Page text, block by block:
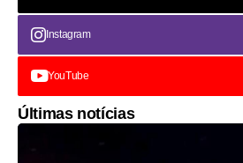
Instagram
YouTube
Últimas notícias